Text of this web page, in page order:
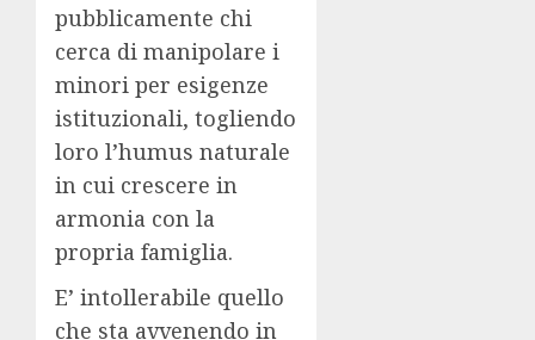
pubblicamente chi
cerca di manipolare i
minori per esigenze
istituzionali, togliendo
loro l’humus naturale
in cui crescere in
armonia con la
propria famiglia.
E’ intollerabile quello
che sta avvenendo in